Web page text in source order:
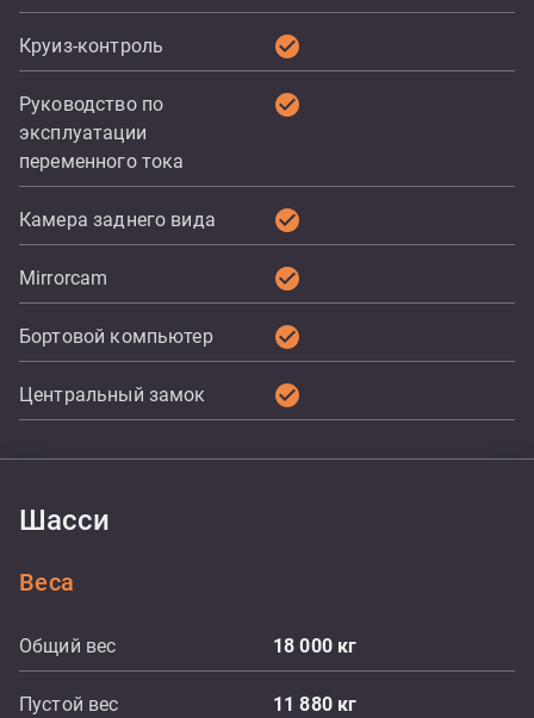
Круиз-контроль check_circle
Руководство по
эксплуатации
переменного тока
check_circle
Камера заднего вида check_circle
Mirrorcam check_circle
Бортовой компьютер check_circle
Центральный замок check_circle
Шасси
Веса
Общий вес 18 000 кг
Пустой вес 11 880 кг